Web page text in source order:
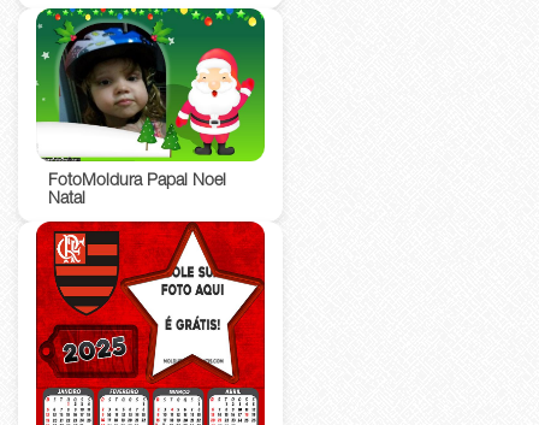
FotoMoldura Papai Noel
Natal